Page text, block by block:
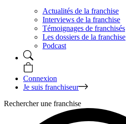
Actualités de la franchise
Interviews de la franchise
Témoignages de franchisés
Les dossiers de la franchise
Podcast
Connexion
Je suis franchiseur
Rechercher une franchise